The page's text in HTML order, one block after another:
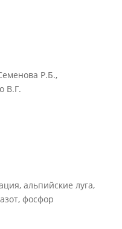
Р.Б.,
В.Г.
альпийские луга,
фосфор